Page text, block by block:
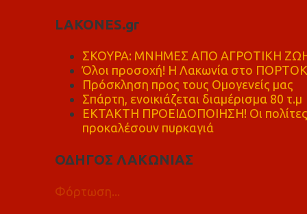
LAKONES.gr
ΣΚΟΥΡΑ: ΜΝΗΜΕΣ ΑΠΟ ΑΓΡΟΤΙΚΗ
Όλοι προσοχή! Η Λακωνία στο
Πρόσκληση προς τους Ομογενείς μας
Σπάρτη, ενοικιάζεται διαμέρισμα 80 τ.μ
ΕΚΤΑΚΤΗ ΠΡΟΕΙΔΟΠΟΙΗΣΗ! Οι πολίτες
προκαλέσουν πυρκαγιά
ΟΔΗΓΟΣ ΛΑΚΩΝΙΑΣ
Φόρτωση...